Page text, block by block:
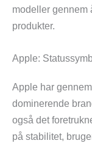
modeller gennem
produkter.
Apple:
Apple har
dominerende
også det
på stabilitet,